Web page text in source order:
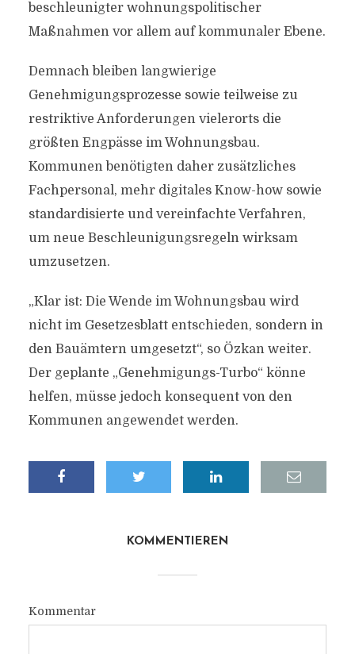
beschleunigter wohnungspolitischer
Maßnahmen vor allem auf kommunaler Ebene.
Demnach bleiben langwierige
Genehmigungsprozesse sowie teilweise zu
restriktive Anforderungen vielerorts die
größten Engpässe im Wohnungsbau.
Kommunen benötigten daher zusätzliches
Fachpersonal, mehr digitales Know-how sowie
standardisierte und vereinfachte Verfahren,
um neue Beschleunigungsregeln wirksam
umzusetzen.
„Klar ist: Die Wende im Wohnungsbau wird
nicht im Gesetzesblatt entschieden, sondern in
den Bauämtern umgesetzt“, so Özkan weiter.
Der geplante „Genehmigungs-Turbo“ könne
helfen, müsse jedoch konsequent von den
Kommunen angewendet werden.
KOMMENTIEREN
Kommentar